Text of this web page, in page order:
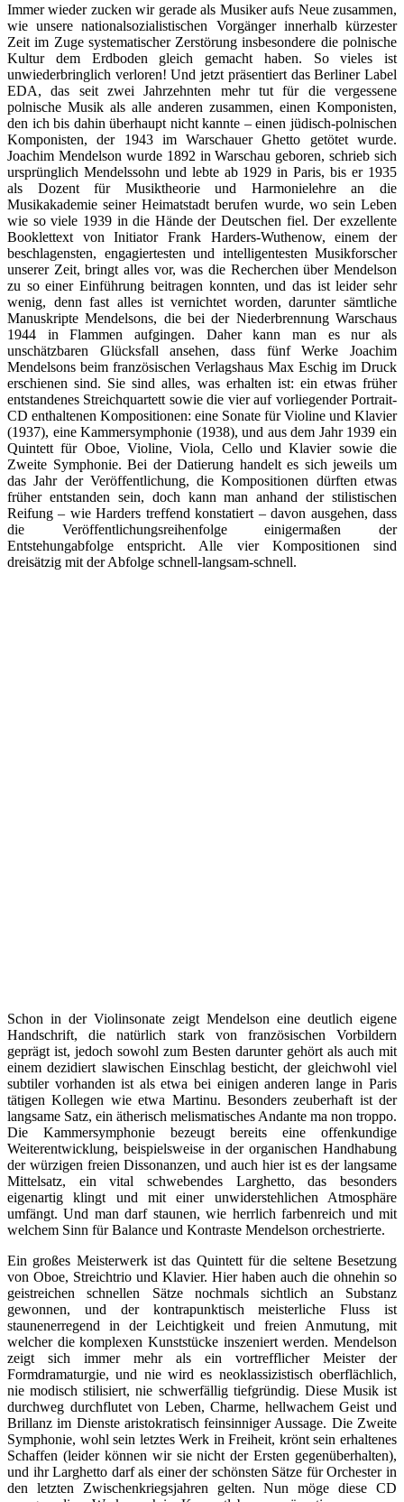
Immer wieder zucken wir gerade als Musiker aufs Neue zusammen,
wie unsere nationalsozialistischen Vorgänger innerhalb kürzester
Zeit im Zuge systematischer Zerstörung insbesondere die polnische
Kultur dem Erdboden gleich gemacht haben. So vieles ist
unwiederbringlich verloren! Und jetzt präsentiert das Berliner Label
EDA, das seit zwei Jahrzehnten mehr tut für die vergessene
polnische Musik als alle anderen zusammen, einen Komponisten,
den ich bis dahin überhaupt nicht kannte – einen jüdisch-polnischen
Komponisten, der 1943 im Warschauer Ghetto getötet wurde.
Joachim Mendelson wurde 1892 in Warschau geboren, schrieb sich
ursprünglich Mendelssohn und lebte ab 1929 in Paris, bis er 1935
als Dozent für Musiktheorie und Harmonielehre an die
Musikakademie seiner Heimatstadt berufen wurde, wo sein Leben
wie so viele 1939 in die Hände der Deutschen fiel. Der exzellente
Booklettext von Initiator Frank Harders-Wuthenow, einem der
beschlagensten, engagiertesten und intelligentesten Musikforscher
unserer Zeit, bringt alles vor, was die Recherchen über Mendelson
zu so einer Einführung beitragen konnten, und das ist leider sehr
wenig, denn fast alles ist vernichtet worden, darunter sämtliche
Manuskripte Mendelsons, die bei der Niederbrennung Warschaus
1944 in Flammen aufgingen. Daher kann man es nur als
unschätzbaren Glücksfall ansehen, dass fünf Werke Joachim
Mendelsons beim französischen Verlagshaus Max Eschig im Druck
erschienen sind. Sie sind alles, was erhalten ist: ein etwas früher
entstandenes Streichquartett sowie die vier auf vorliegender Portrait-
CD enthaltenen Kompositionen: eine Sonate für Violine und Klavier
(1937), eine Kammersymphonie (1938), und aus dem Jahr 1939 ein
Quintett für Oboe, Violine, Viola, Cello und Klavier sowie die
Zweite Symphonie. Bei der Datierung handelt es sich jeweils um
das Jahr der Veröffentlichung, die Kompositionen dürften etwas
früher entstanden sein, doch kann man anhand der stilistischen
Reifung – wie Harders treffend konstatiert – davon ausgehen, dass
die Veröffentlichungsreihenfolge einigermaßen der
Entstehungabfolge entspricht. Alle vier Kompositionen sind
dreisätzig mit der Abfolge schnell-langsam-schnell.
Schon in der Violinsonate zeigt Mendelson eine deutlich eigene
Handschrift, die natürlich stark von französischen Vorbildern
geprägt ist, jedoch sowohl zum Besten darunter gehört als auch mit
einem dezidiert slawischen Einschlag besticht, der gleichwohl viel
subtiler vorhanden ist als etwa bei einigen anderen lange in Paris
tätigen Kollegen wie etwa Martinu. Besonders zeuberhaft ist der
langsame Satz, ein ätherisch melismatisches Andante ma non troppo.
Die Kammersymphonie bezeugt bereits eine offenkundige
Weiterentwicklung, beispielsweise in der organischen Handhabung
der würzigen freien Dissonanzen, und auch hier ist es der langsame
Mittelsatz, ein vital schwebendes Larghetto, das besonders
eigenartig klingt und mit einer unwiderstehlichen Atmosphäre
umfängt. Und man darf staunen, wie herrlich farbenreich und mit
welchem Sinn für Balance und Kontraste Mendelson orchestrierte.
Ein großes Meisterwerk ist das Quintett für die seltene Besetzung
von Oboe, Streichtrio und Klavier. Hier haben auch die ohnehin so
geistreichen schnellen Sätze nochmals sichtlich an Substanz
gewonnen, und der kontrapunktisch meisterliche Fluss ist
staunenerregend in der Leichtigkeit und freien Anmutung, mit
welcher die komplexen Kunststücke inszeniert werden. Mendelson
zeigt sich immer mehr als ein vortrefflicher Meister der
Formdramaturgie, und nie wird es neoklassizistisch oberflächlich,
nie modisch stilisiert, nie schwerfällig tiefgründig. Diese Musik ist
durchweg durchflutet von Leben, Charme, hellwachem Geist und
Brillanz im Dienste aristokratisch feinsinniger Aussage. Die Zweite
Symphonie, wohl sein letztes Werk in Freiheit, krönt sein erhaltenes
Schaffen (leider können wir sie nicht der Ersten gegenüberhalten),
und ihr Larghetto darf als einer der schönsten Sätze für Orchester in
den letzten Zwischenkriegsjahren gelten. Nun möge diese CD